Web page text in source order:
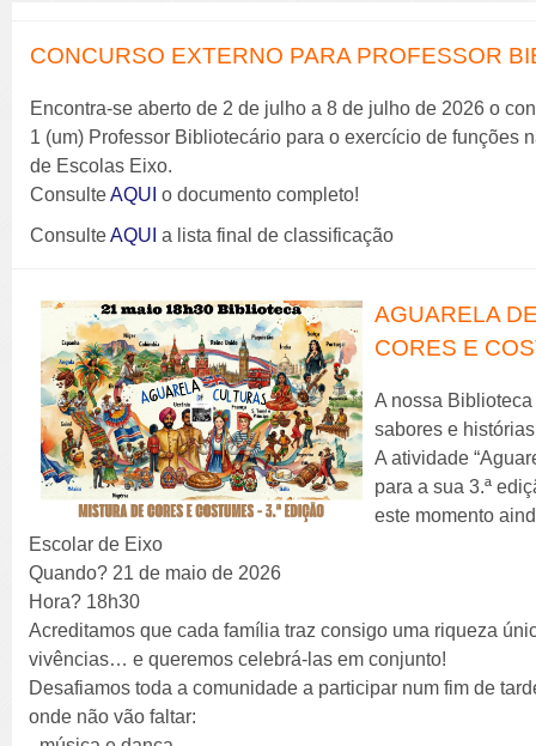
CONCURSO EXTERNO PARA PROFESSOR
Encontra-se aberto de 2 de julho a 8 de julho de 2026 o
1 (um) Professor Bibliotecário para o exercício de funções
de Escolas Eixo.
ConsulteAQUI o documento completo!
ConsulteAQUI a lista final de classificação
AGUARELA
CORES E
A nossa
sabores e
A atividade
para a sua 3.ª
este momento
Escolar de Eixo
Quando? 21 de maio de 2026
Hora? 18h30
Acreditamos que cada família traz consigo uma riqueza
vivências… e queremos celebrá-las em conjunto!
Desafiamos toda a comunidade a participar num fim de
onde não vão faltar: